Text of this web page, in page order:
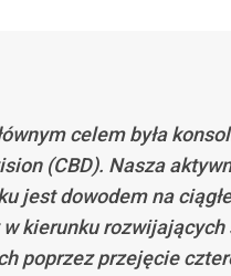
celem była
(CBD). Nasza
jest dowodem na
kierunku
poprzez przejęcie